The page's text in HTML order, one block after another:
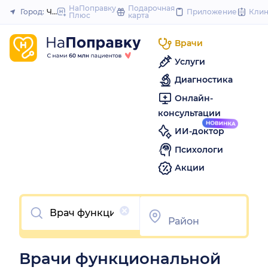
to
Закрыть
Город: ЧелябинскНаПоправку
Плюс
Подарочная
карта
Приложение
Врачи
Услуги
Диагностика
Онлайн-
консультации
ИИ-доктор
Психологи
Акции
Очистить
Врачи функциональной